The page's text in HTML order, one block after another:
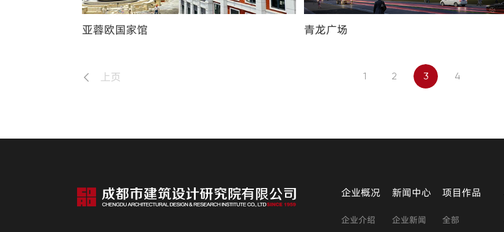
亚蓉欧国家馆 青龙广场
上页 1 2 3 4
企业概况
企业介绍
新闻中心
企业新闻
项目作品
全部